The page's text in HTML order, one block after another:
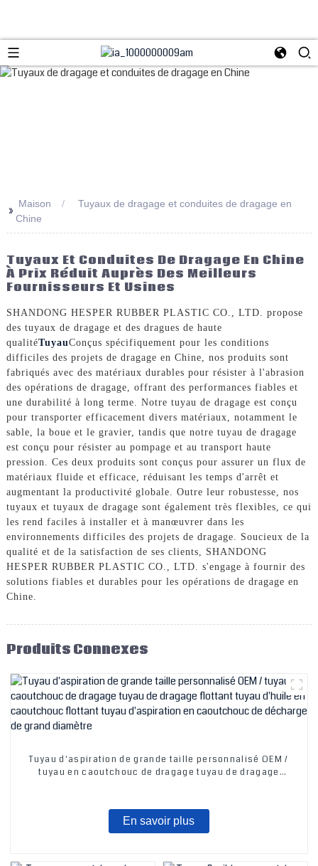
>> Maison
Tuyaux de dragage et conduites de dragage en
Chine
Tuyaux Et Conduites De Dragage En Chine
À Prix Réduit Auprès Des Meilleurs
Fournisseurs Et Usines
SHANDONG HESPER RUBBER PLASTIC CO., LTD. propose
des tuyaux de dragage et des dragues de haute
qualitéTuyauConçus spécifiquement pour les conditions
difficiles des projets de dragage en Chine, nos produits sont
fabriqués avec des matériaux durables pour résister à l'abrasion
des opérations de dragage, offrant des performances fiables et
une durabilité à long terme. Notre tuyau de dragage est conçu
pour transporter efficacement divers matériaux, notamment le
sable, la boue et le gravier, tandis que notre tuyau de dragage
est conçu pour résister au pompage et au transport haute
pression. Ces deux produits sont conçus pour assurer un flux de
matériaux fluide et efficace, réduisant les temps d'arrêt et
augmentant la productivité globale. Outre leur robustesse, nos
tuyaux et tuyaux de dragage sont également très flexibles, ce qui
les rend faciles à installer et à manœuvrer dans les
environnements difficiles des projets de dragage. Soucieux de la
qualité et de la satisfaction de ses clients, SHANDONG
HESPER RUBBER PLASTIC CO., LTD. s'engage à fournir des
solutions fiables et durables pour les opérations de dragage en
Chine.
Produits Connexes
Tuyau d'aspiration de grande taille personnalisé OEM /
tuyau en caoutchouc de dragage tuyau de dragage
diamètre
En savoir plus